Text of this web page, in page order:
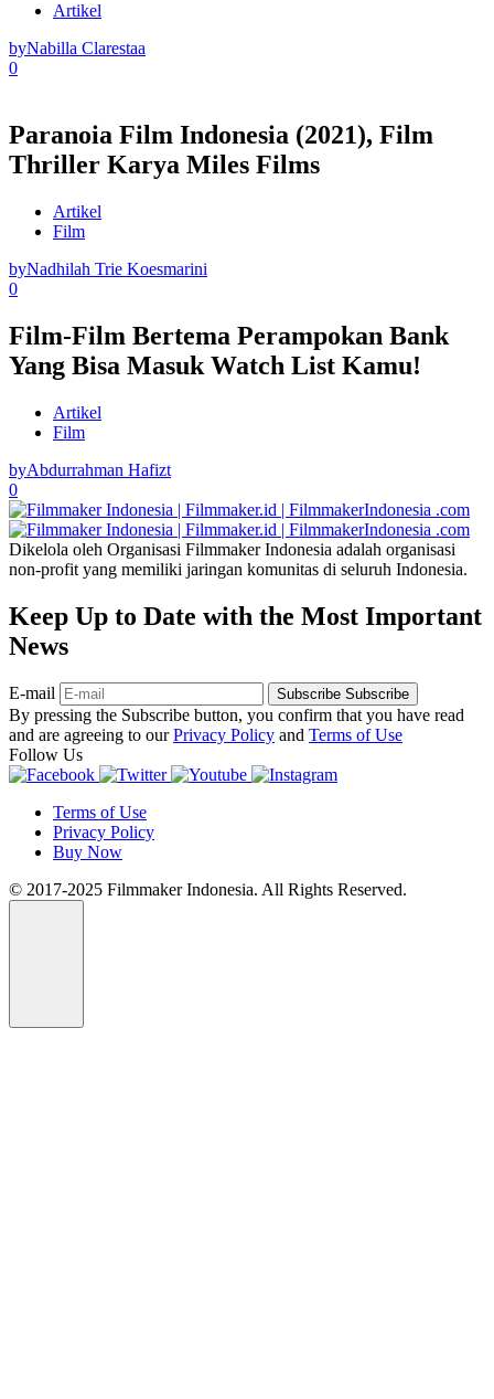
Artikel
byNabilla Clarestaa
0
Paranoia Film Indonesia (2021), Film
Thriller Karya Miles Films
Artikel
Film
byNadhilah Trie Koesmarini
0
Film-Film Bertema Perampokan Bank
Yang Bisa Masuk Watch List Kamu!
Artikel
Film
byAbdurrahman Hafizt
0
Dikelola oleh Organisasi Filmmaker Indonesia adalah organisasi
non-profit yang memiliki jaringan komunitas di seluruh Indonesia.
Keep Up to Date with the Most Important
News
E-mail Subscribe Subscribe
By pressing the Subscribe button, you confirm that you have read
and are agreeing to ourPrivacy Policy and Terms of Use
Follow Us
Terms of Use
Privacy Policy
Buy Now
© 2017-2025 Filmmaker Indonesia. All Rights Reserved.